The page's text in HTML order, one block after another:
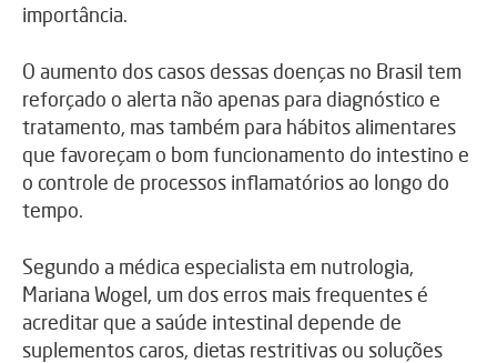
importância.
O aumento dos casos dessas doenças no Brasil tem
reforçado o alerta não apenas para diagnóstico e
tratamento, mas também para hábitos alimentares
que favoreçam o bom funcionamento do intestino e
o controle de processos inflamatórios ao longo do
tempo.
Segundo a médica especialista em nutrologia,
Mariana Wogel, um dos erros mais frequentes é
acreditar que a saúde intestinal depende de
suplementos caros, dietas restritivas ou soluções